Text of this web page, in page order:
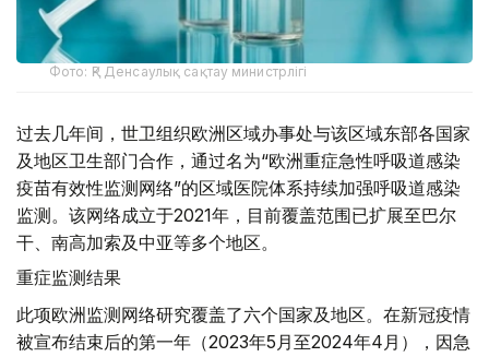
Фото: ҚР Денсаулық сақтау министрлігі
过去几年间，世卫组织欧洲区域办事处与该区域东部各国家
及地区卫生部门合作，通过名为“欧洲重症急性呼吸道感染
疫苗有效性监测网络”的区域医院体系持续加强呼吸道感染
监测。该网络成立于2021年，目前覆盖范围已扩展至巴尔
干、南高加索及中亚等多个地区。
重症监测结果
此项欧洲监测网络研究覆盖了六个国家及地区。在新冠疫情
被宣布结束后的第一年（2023年5月至2024年4月），因急